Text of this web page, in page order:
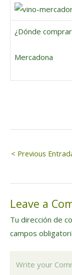
¿Dónde
Mercadona
de
< Previous
Leave a
Tu dirección de
campos